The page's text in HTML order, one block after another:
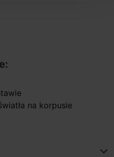
na korpusie